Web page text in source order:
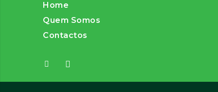
Home
Quem Somos
Contactos